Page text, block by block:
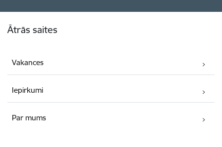
Ātrās saites
Vakances
Iepirkumi
Par mums